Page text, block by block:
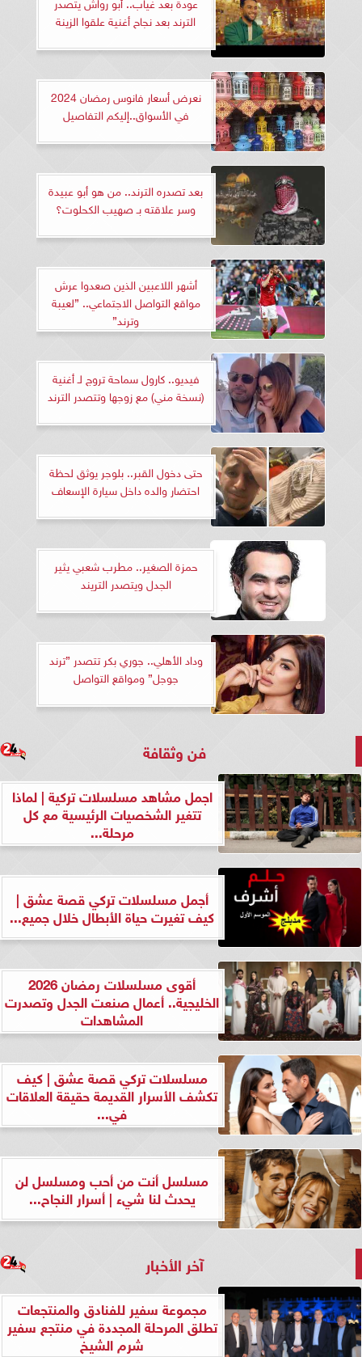
الترند بعد نجاح أغنية علقوا الزينة
نعرض أسعار فانوس رمضان 2024
في الأسواق..إليكم التفاصيل
بعد تصدره الترند.. من هو أبو عبيدة
وسر علاقته بـ صهيب الكحلوت؟
أشهر اللاعبين الذين صعدوا عرش
مواقع التواصل الاجتماعي.. ”لعيبة
وترند”
فيديو.. كارول سماحة تروج لـ أغنية
(نسخة مني) مع زوجها وتتصدر الترند
حتى دخول القبر.. بلوجر يوثق لحظة
احتضار والده داخل سيارة الإسعاف
حمزة الصغير.. مطرب شعبي يثير
الجدل ويتصدر التريند
وداد الأهلي.. جوري بكر تتصدر ”ترند
جوجل” ومواقع التواصل
فن وثقافة
اجمل مشاهد مسلسلات تركية | لماذا
تتغير الشخصيات الرئيسية مع كل
مرحلة...
أجمل مسلسلات تركي قصة عشق |
كيف تغيرت حياة الأبطال خلال جميع...
أقوى مسلسلات رمضان 2026
الخليجية.. أعمال صنعت الجدل وتصدرت
المشاهدات
مسلسلات تركي قصة عشق | كيف
تكشف الأسرار القديمة حقيقة العلاقات
في...
مسلسل أنت من أحب ومسلسل لن
يحدث لنا شيء | أسرار النجاح...
آخر الأخبار
مجموعة سفير للفنادق والمنتجعات
تطلق المرحلة المجددة في منتجع سفير
شرم الشيخ